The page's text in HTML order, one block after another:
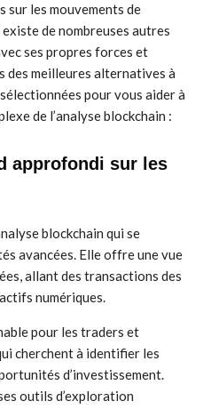
sur les mouvements de
de nombreuses autres
ses propres forces et
des meilleures alternatives à
pour vous aider à
de l’analyse blockchain :
approfondi sur les
blockchain qui se
avancées. Elle offre une vue
allant des transactions des
numériques.
pour les traders et
cherchent à identifier les
d’investissement.
outils d’exploration